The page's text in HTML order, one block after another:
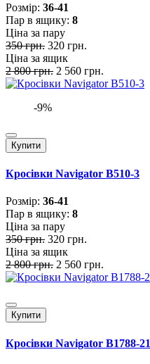
Розмiр: 36-41
Пар в ящику: 8
Ціна за пару
350 грн. 320 грн.
Ціна за ящик
2 800 грн. 2 560 грн.
-9%
Купити
Кросівки Navigator B510-3
Розмiр: 36-41
Пар в ящику: 8
Ціна за пару
350 грн. 320 грн.
Ціна за ящик
2 800 грн. 2 560 грн.
Купити
Кросівки Navigator B1788-21